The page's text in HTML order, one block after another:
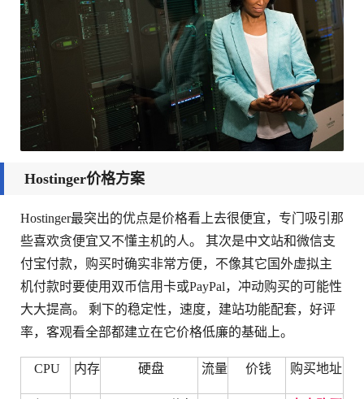
Hostinger价格方案
Hostinger最突出的优点是价格看上去很便宜，专门吸引那
些喜欢贪便宜又不懂主机的人。 其次是中文站和微信支
付宝付款，购买时确实非常方便，不像其它国外虚拟主
机付款时要使用双币信用卡或PayPal，冲动购买的可能性
大大提高。 剩下的稳定性，速度，建站功能配套，好评
率，客观看全部都建立在它价格低廉的基础上。
CPU 内存 硬盘 流量 价钱 购买地址